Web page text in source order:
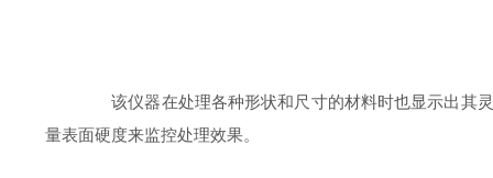
该仪器在处理各种形状和尺寸的材料时也显示出其灵
量表面硬度来监控处理效果。